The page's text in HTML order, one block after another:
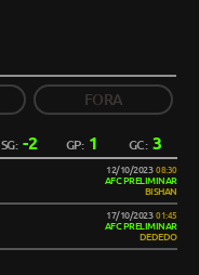
FORA
SG:-2 GP: 1 GC: 3
12/10/2023 08:30
AFC PRELIMINAR
BISHAN
17/10/2023 01:45
AFC PRELIMINAR
DEDEDO